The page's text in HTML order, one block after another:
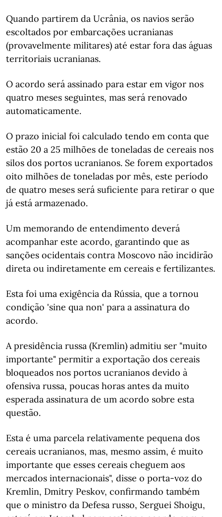
Quando partirem da Ucrânia, os navios serão
escoltados por embarcações ucranianas
(provavelmente militares) até estar fora das águas
territoriais ucranianas.
O acordo será assinado para estar em vigor nos
quatro meses seguintes, mas será renovado
automaticamente.
O prazo inicial foi calculado tendo em conta que
estão 20 a 25 milhões de toneladas de cereais nos
silos dos portos ucranianos. Se forem exportados
oito milhões de toneladas por mês, este período
de quatro meses será suficiente para retirar o que
já está armazenado.
Um memorando de entendimento deverá
acompanhar este acordo, garantindo que as
sanções ocidentais contra Moscovo não incidirão
direta ou indiretamente em cereais e fertilizantes.
Esta foi uma exigência da Rússia, que a tornou
condição 'sine qua non' para a assinatura do
acordo.
A presidência russa (Kremlin) admitiu ser "muito
importante" permitir a exportação dos cereais
bloqueados nos portos ucranianos devido à
ofensiva russa, poucas horas antes da muito
esperada assinatura de um acordo sobre esta
questão.
Esta é uma parcela relativamente pequena dos
cereais ucranianos, mas, mesmo assim, é muito
importante que esses cereais cheguem aos
mercados internacionais", disse o porta-voz do
Kremlin, Dmitry Peskov, confirmando também
que o ministro da Defesa russo, Serguei Shoigu,